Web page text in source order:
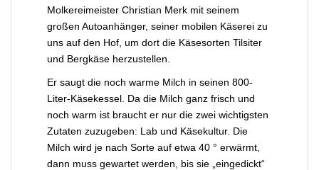
Molkereimeister Christian Merk mit seinem
großen Autoanhänger, seiner mobilen Käserei zu
uns auf den Hof, um dort die Käsesorten Tilsiter
und Bergkäse herzustellen.
Er saugt die noch warme Milch in seinen 800-
Liter-Käsekessel. Da die Milch ganz frisch und
noch warm ist braucht er nur die zwei wichtigsten
Zutaten zuzugeben: Lab und Käsekultur. Die
Milch wird je nach Sorte auf etwa 40 ° erwärmt,
dann muss gewartet werden, bis sie „eingedickt“